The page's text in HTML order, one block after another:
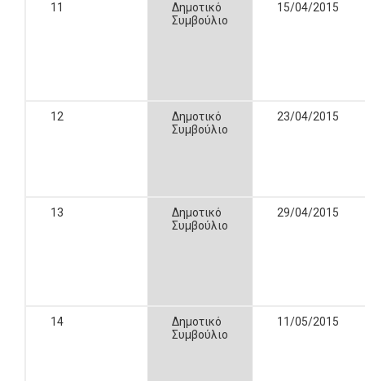
11
Δημοτικό
Συμβούλιο
15/04/2015
12
Δημοτικό
Συμβούλιο
23/04/2015
13
Δημοτικό
Συμβούλιο
29/04/2015
14
Δημοτικό
Συμβούλιο
11/05/2015